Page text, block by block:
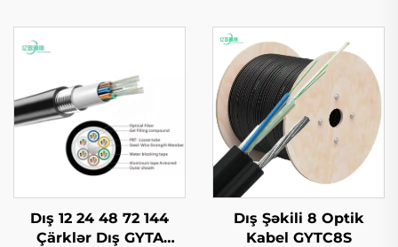
Dış 12 24 48 72 144
Çärklər Dış GYTA
Dış Şəkili 8 Optik
Kabel GYTC8S